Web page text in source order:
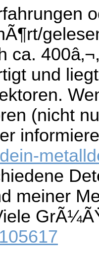
ca.
und
(nicht
meiner
105617